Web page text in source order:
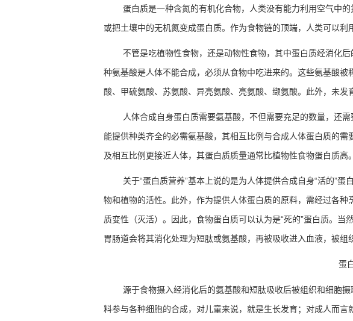
蛋白质是一种含氮的有机化合物，人类没有能力利用空气中
或把土壤中的无机氮变成蛋白质。作为食物链的顶端，人类可以利
不管是吃植物性食物，还是动物性食物，其中蛋白质经消化
种氨基酸是人体不能合成，必须从食物中吃进来的。这些氨基酸被
酸、甲硫氨酸、苏氨酸、异亮氨酸、亮氨酸、缬氨酸。此外，未
人体合成自身蛋白质需要氨基酸，不但需要充足的数量，还
能提供种类齐全的必需氨基酸，其相互比例与合成人体蛋白质的
及相互比例更接近人体，其蛋白质质量通常比植物性食物蛋白质高。
关于“蛋白质营养”基本上说的是为人体提供合成自身“活的”蛋
物和植物的活性。此外，作为提供人体蛋白质的原料，需经过各种
质变性（灭活）。因此，食物蛋白质可以认为是“死的”蛋白质。当
胃肠道会将其消化处理为短肽或氨基酸，再被吸收进入血液，被组
蛋
源于食物摄入经消化后的氨基酸和短肽吸收后被组织和细胞
料参与各种细胞的合成，对儿童来说，就是生长发育；对成人而